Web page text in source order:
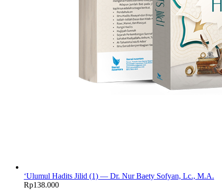
‘Ulumul Hadits Jilid (1) — Dr. Nur Baety Sofyan, Lc., M.A.
Rp138.000